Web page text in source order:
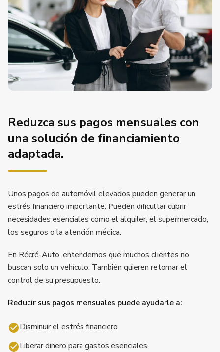
Reduzca sus pagos mensuales con
una solución de financiamiento
adaptada.
Unos pagos de automóvil elevados pueden generar un
estrés financiero importante. Pueden dificultar cubrir
necesidades esenciales como el alquiler, el supermercado,
los seguros o la atención médica.
En Récré-Auto, entendemos que muchos clientes no
buscan solo un vehículo. También quieren retomar el
control de su presupuesto.
Reducir sus pagos mensuales puede ayudarle a:
Disminuir el estrés financiero
Liberar dinero para gastos esenciales